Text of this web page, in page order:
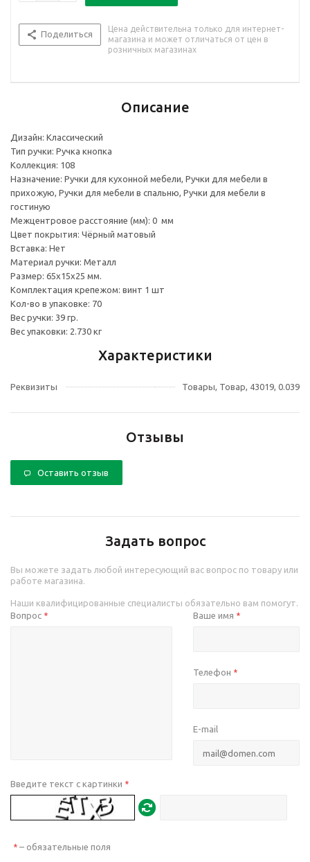
Поделиться
Цена действительна только для интернет-
магазина и может отличаться от цен в
розничных магазинах
Описание
Дизайн: Классический
Тип ручки: Ручка кнопка
Коллекция: 108
Назначение: Ручки для кухонной мебели, Ручки для мебели в
прихожую, Ручки для мебели в спальню, Ручки для мебели в
гостиную
Межцентровое расстояние (мм): 0 мм
Цвет покрытия: Чёрный матовый
Вставка: Нет
Материал ручки: Металл
Размер: 65х15х25 мм.
Комплектация крепежом: винт 1 шт
Кол-во в упаковке: 70
Вес ручки: 39 гр.
Вес упаковки: 2.730 кг
Характеристики
Реквизиты Товары, Товар, 43019, 0.039
Отзывы
Оставить отзыв
Задать вопрос
Вы можете задать любой интересующий вас вопрос по товару или
работе магазина.
Наши квалифицированные специалисты обязательно вам помогут.
Вопрос * Ваше имя *
Телефон *
E-mail
Введите текст с картинки *
* – обязательные поля